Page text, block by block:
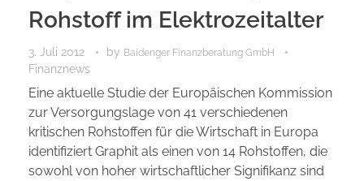
Rohstoff im Elektrozeitalter
3. Juli 2012 by Baidenger Finanzberatung GmbH
Finanznews
Eine aktuelle Studie der Europäischen Kommission
zur Versorgungslage von 41 verschiedenen
kritischen Rohstoffen für die Wirtschaft in Europa
identifiziert Graphit als einen von 14 Rohstoffen, die
sowohl von hoher wirtschaftlicher Signifikanz sind